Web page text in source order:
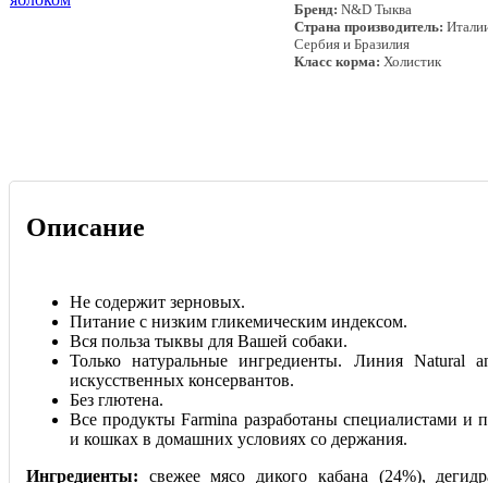
Бренд: N&D Тыква
Страна производитель:
Сербия и Бразилия
Класс корма: Холистик
Описание
Не содержит зерновых.
Питание с низким гликемическим индексом.
Вся польза тыквы для Вашей собаки.
Только натуральные ингредиенты. Линия Natural
искусственных консервантов.
Без глютена.
Все продукты Farmina разработаны специалистами и
и кошках в домашних условиях со держания.
Ингредиенты: свежее мясо дикого кабана (24%),